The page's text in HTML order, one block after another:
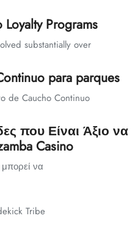
Programs
substantially over
para parques
de Caucho Continuo
που Είναι Άξιο να
Casino
να